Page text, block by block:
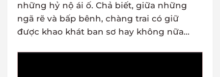
những hỷ nộ ái ố. Chả biết, giữa những
ngã rẽ và bấp bênh, chàng trai có giữ
được khao khát ban sơ hay không nữa...